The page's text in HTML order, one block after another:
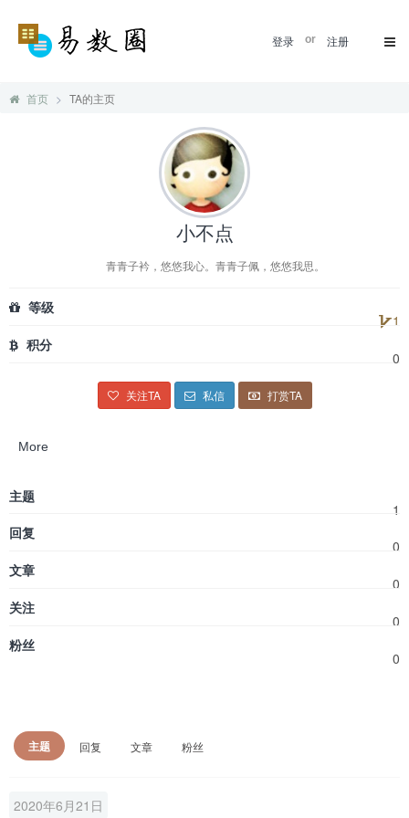
登录 or 注册
首页 TA的主页
小不点
青青子衿，悠悠我心。青青子佩，悠悠我思。
等级
1
积分
0
关注TA 私信 打赏TA
More
主题
1
回复
0
文章
0
关注
0
粉丝
0
主题 回复 文章 粉丝
2020年6月21日